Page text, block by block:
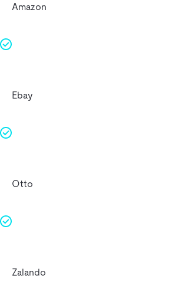
Amazon
Ebay
Otto
Zalando